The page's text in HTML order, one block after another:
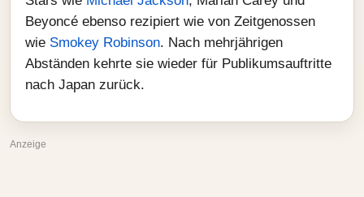
Beyoncé ebenso rezipiert wie von Zeitgenossen
wie Smokey Robinson. Nach mehrjährigen
Abständen kehrte sie wieder für Publikumsauftritte
nach Japan zurück.
Anzeige